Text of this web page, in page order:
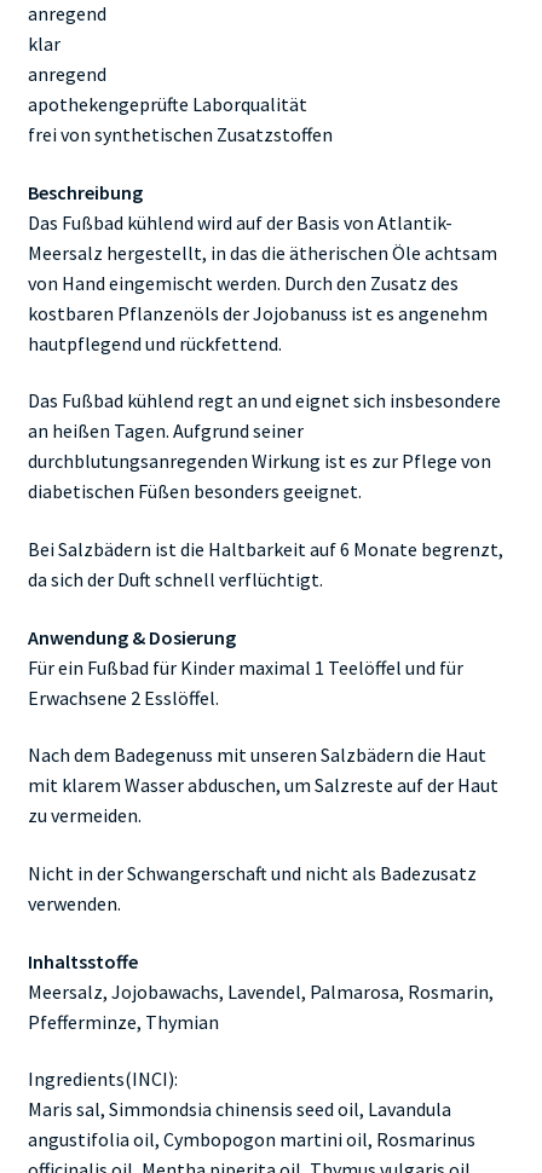
anregend
klar
anregend
apothekengeprüfte Laborqualität
frei von synthetischen Zusatzstoffen
Beschreibung
Das Fußbad kühlend wird auf der Basis von Atlantik-
Meersalz hergestellt, in das die ätherischen Öle achtsam
von Hand eingemischt werden. Durch den Zusatz des
kostbaren Pflanzenöls der Jojobanuss ist es angenehm
hautpflegend und rückfettend.
Das Fußbad kühlend regt an und eignet sich insbesondere
an heißen Tagen. Aufgrund seiner
durchblutungsanregenden Wirkung ist es zur Pflege von
diabetischen Füßen besonders geeignet.
Bei Salzbädern ist die Haltbarkeit auf 6 Monate begrenzt,
da sich der Duft schnell verflüchtigt.
Anwendung & Dosierung
Für ein Fußbad für Kinder maximal 1 Teelöffel und für
Erwachsene 2 Esslöffel.
Nach dem Badegenuss mit unseren Salzbädern die Haut
mit klarem Wasser abduschen, um Salzreste auf der Haut
zu vermeiden.
Nicht in der Schwangerschaft und nicht als Badezusatz
verwenden.
Inhaltsstoffe
Meersalz, Jojobawachs, Lavendel, Palmarosa, Rosmarin,
Pfefferminze, Thymian
Ingredients(INCI):
Maris sal, Simmondsia chinensis seed oil, Lavandula
angustifolia oil, Cymbopogon martini oil, Rosmarinus